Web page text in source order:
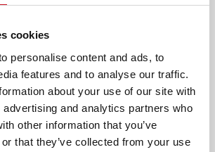
cookies
personalise content and ads, to
features and to analyse our traffic.
about your use of our site with
and analytics partners who
other information that you’ve
that they’ve collected from your use
zijn welbevinden en dat hij zich ondanks
dat zijn spraak hopelijk vooruitgaat en
meekrijgen voor zijn toekomst.
weg gaat worden is zeker, maar we